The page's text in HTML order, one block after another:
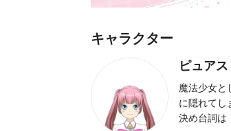
キャラクター
ピュア
魔法少女と
に隠れてし
決め台詞は